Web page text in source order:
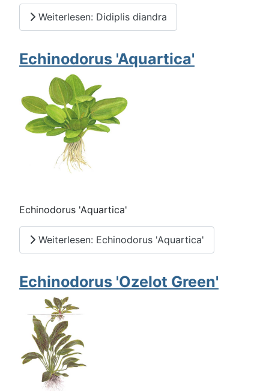
Weiterlesen: Didiplis diandra
Echinodorus 'Aquartica'
Echinodorus 'Aquartica'
Weiterlesen: Echinodorus 'Aquartica'
Echinodorus 'Ozelot Green'